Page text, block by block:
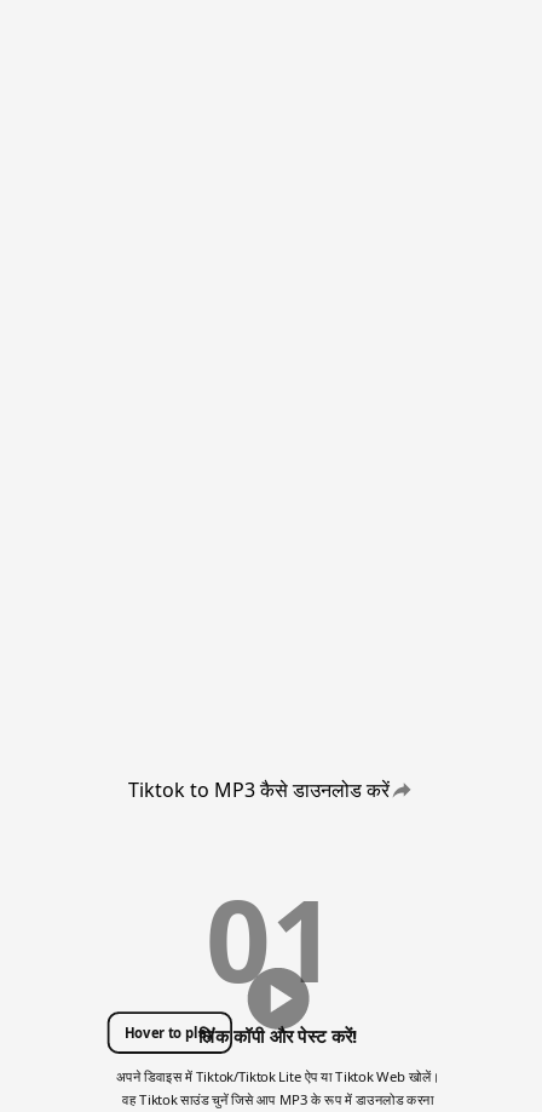
Tiktok to MP3 कैसे डाउनलोड करें
01
Hover to playलिंक कॉपी और पेस्ट करें!
अपने डिवाइस में Tiktok/Tiktok Lite ऐप या Tiktok Web खोलें।
वह Tiktok साउंड चुनें जिसे आप MP3 के रूप में डाउनलोड करना